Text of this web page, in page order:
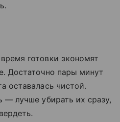
готовки экономят
Достаточно пары минут
оставалась чистой.
— лучше убирать их сразу,